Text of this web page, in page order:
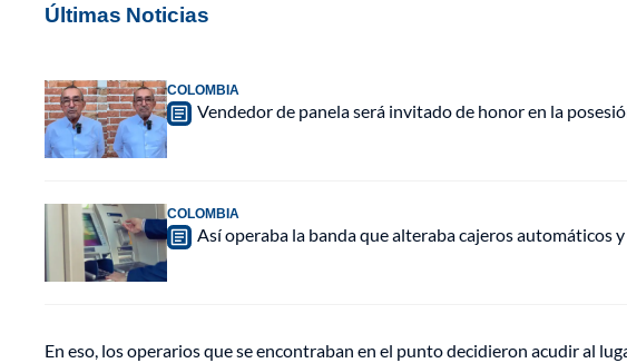
Últimas Noticias
COLOMBIA
Vendedor de panela será invitado de honor en la
COLOMBIA
Así operaba la banda que alteraba cajeros automáticos
En eso, los operarios que se encontraban en el punto decidieron acudir al